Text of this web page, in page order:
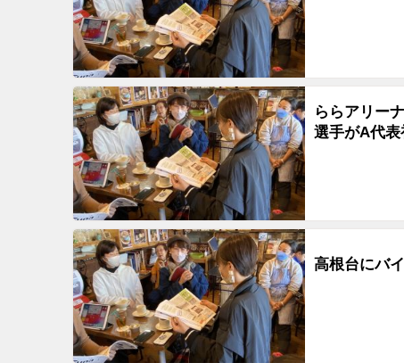
ららアリー
選手がA代
高根台にバ